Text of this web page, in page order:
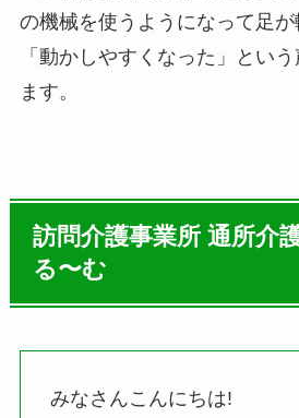
の機械を使うようになって足
「動かしやすくなった」とい
ます。
訪問介護事業所 通所介
る〜む
みなさんこんにちは!